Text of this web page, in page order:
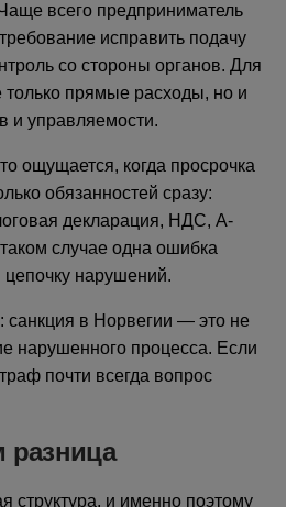
всего предприниматель
исправить подачу
со стороны органов. Для
только прямые расходы, но и
и управляемости.
ощущается, когда просрочка
обязанностей сразу:
декларация, НДС, A-
случае одна ошибка
нарушений.
санкция в Норвегии — это не
нарушенного процесса. Если
почти всегда вопрос
разница
и именно поэтому